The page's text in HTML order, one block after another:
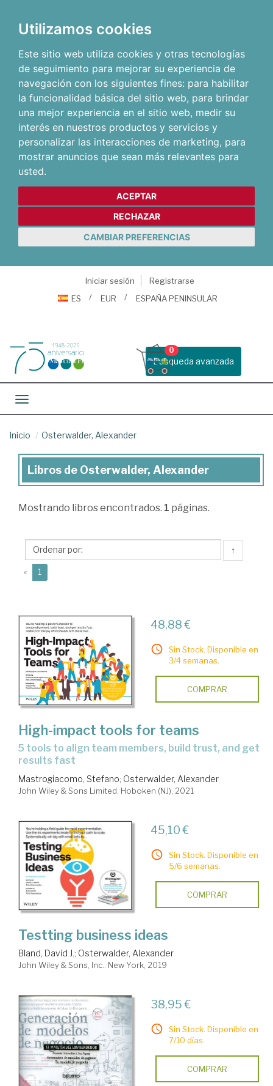
Utilizamos cookies
Este sitio web utiliza cookies y otras tecnologías
de seguimiento para mejorar su experiencia de
navegación con los siguientes fines: para habilitar
la funcionalidad básica del sitio web, para brindar
una mejor experiencia en el sitio web, medir su
interés en nuestros productos y servicios y
personalizar las interacciones de marketing, para
mostrar anuncios que sean más relevantes para
usted.
ACEPTAR
RECHAZAR
CAMBIAR PREFERENCIAS
Iniciar sesión
Registrarse
ES
EUR ESPAÑA PENINSULAR
Busqueda avanzada
0
Toggle navigation
Inicio Osterwalder, Alexander
Libros
Osterwalder,
Libros de Osterwalder, Alexander
Mostrando libros encontrados. 1 páginas.
↑
« 1
48,88 €
Sin Stock. Disponible en
3/4 semanas.
COMPRAR
High-impact tools for teams
5 tools to align team members, build trust, and get
results fast
Mastrogiacomo, Stefano; Osterwalder, Alexander
John Wiley & Sons Limited. Hoboken (NJ), 2021
45,10 €
Sin Stock. Disponible en
5/6 semanas.
COMPRAR
Testting business ideas
Bland, David J.; Osterwalder, Alexander
John Wiley & Sons, Inc.. New York, 2019
38,95 €
Sin Stock. Disponible en
7/10 días.
COMPRAR